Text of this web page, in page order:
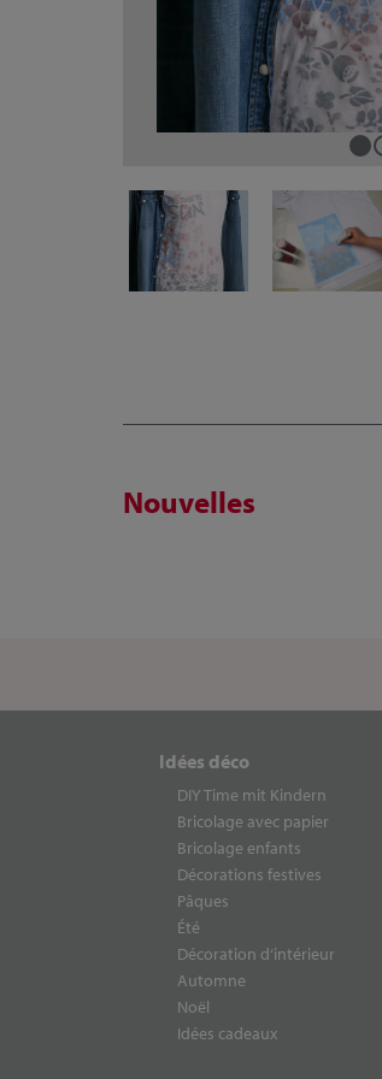
Nouvelles
Idées déco
DIY Time mit Kindern
Bricolage avec papier
Bricolage enfants
Décorations festives
Pâques
Été
Décoration d‘intérieur
Automne
Noël
Idées cadeaux